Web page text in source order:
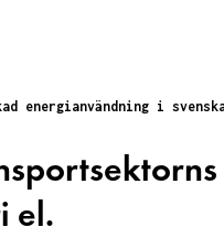
energianvändning i
el.